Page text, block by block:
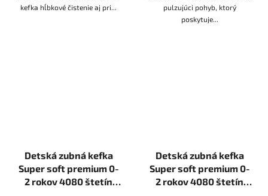
kefka hĺbkové čistenie aj pri...
pulzujúci pohyb, ktorý
poskytuje...
Detská zubná kefka
Super soft premium 0-
2 rokov 4080 štetín
Detská zubná kefka
Super soft premium 0-
2 rokov 4080 štetín